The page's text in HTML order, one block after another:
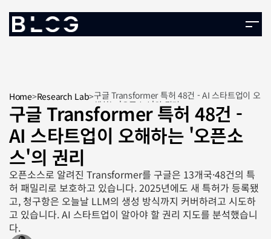
Home>Research Lab>구글 Transformer 특허 48건 - AI 스타트업이 오
해하는 '오픈소스'의 권리
구글 Transformer 특허 48건 -
AI 스타트업이 오해하는 '오픈소
스'의 권리
오픈소스로 알려진 Transformer를 구글은 13개국·48건의 특
허 패밀리로 보호하고 있습니다. 2025년에도 새 특허가 등록됐
고, 청구항은 오늘날 LLM의 생성 방식까지 커버하려고 시도하
고 있습니다. AI 스타트업이 알아야 할 권리 지도를 분석했습니
다.